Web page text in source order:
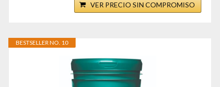
VER PRECIO SIN COMPROMISO
BESTSELLER NO. 10